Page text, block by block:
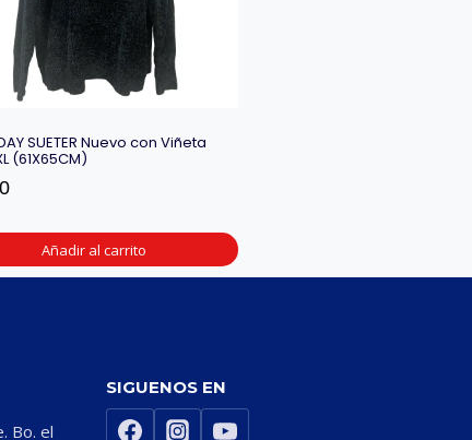
SUETER Nuevo con Viñeta
(61X65CM)
Añadir al carrito
Bo. el
SIGUENOS EN